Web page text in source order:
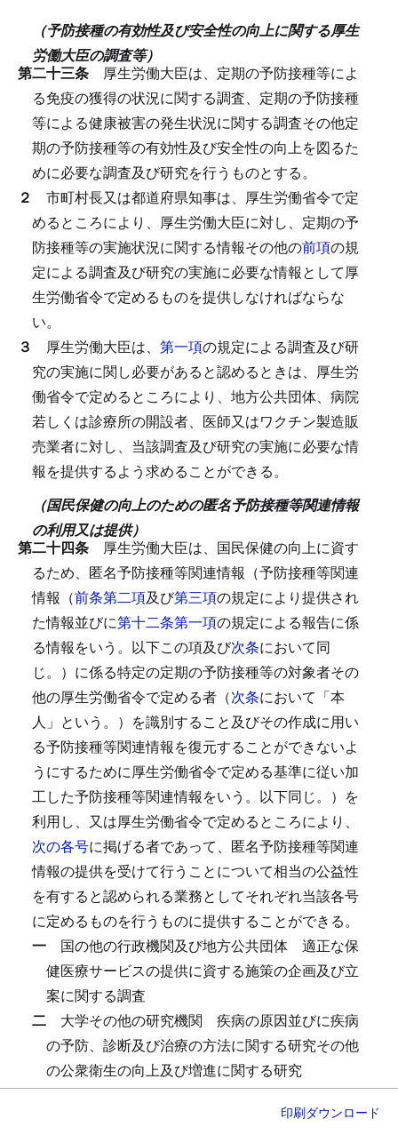
（予防接種の有効性及び安全性の向上に関する厚生
労働大臣の調査等）
第二十三条 厚生労働大臣は、定期の予防接種等によ
る免疫の獲得の状況に関する調査、定期の予防接種
等による健康被害の発生状況に関する調査その他定
期の予防接種等の有効性及び安全性の向上を図るた
めに必要な調査及び研究を行うものとする。
２ 市町村長又は都道府県知事は、厚生労働省令で定
めるところにより、厚生労働大臣に対し、定期の予
防接種等の実施状況に関する情報その他の前項の規
定による調査及び研究の実施に必要な情報として厚
生労働省令で定めるものを提供しなければならな
い。
３ 厚生労働大臣は、 第一項の規定による調査及び研
究の実施に関し必要があると認めるときは、厚生労
働省令で定めるところにより、地方公共団体、病院
若しくは診療所の開設者、医師又はワクチン製造販
売業者に対し、当該調査及び研究の実施に必要な情
報を提供するよう求めることができる。
（国民保健の向上のための匿名予防接種等関連情報
の利用又は提供）
第二十四条 厚生労働大臣は、国民保健の向上に資す
るため、匿名予防接種等関連情報（予防接種等関連
情報（前条第二項及び第三項の規定により提供され
た情報並びに第十二条第一項の規定による報告に係
る情報をいう。以下この項及び次条において同
じ。）に係る特定の定期の予防接種等の対象者その
他の厚生労働省令で定める者（次条において「本
人」という。）を識別すること及びその作成に用い
る予防接種等関連情報を復元することができないよ
うにするために厚生労働省令で定める基準に従い加
工した予防接種等関連情報をいう。以下同じ。）を
利用し、又は厚生労働省令で定めるところにより、
次の各号に掲げる者であって、匿名予防接種等関連
情報の提供を受けて行うことについて相当の公益性
を有すると認められる業務としてそれぞれ当該各号
に定めるものを行うものに提供することができる。
一 国の他の行政機関及び地方公共団体
適正な保
健医療サービスの提供に資する施策の企画及び立
案に関する調査
二 大学その他の研究機関
疾病の原因並びに疾病
の予防、診断及び治療の方法に関する研究その他
の公衆衛生の向上及び増進に関する研究
三民間事業者その他の厚生労働省令で定める者
医療分野の研究開発に資する分析その他の厚生労
印刷ダウンロード